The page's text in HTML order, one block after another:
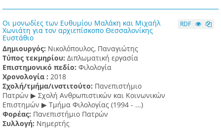
Οι μονωδίες των Ευθυμίου Μαλάκη και Μιχαήλ
Χωνιάτη για τον αρχιεπίσκοπο Θεσσαλονίκης
Ευστάθιο
Δημιουργός: Νικολόπουλος, Παναγιώτης
Τύπος τεκμηρίου: Διπλωματική εργασία
Επιστημονικό πεδίο: Φιλολογία
Χρονολογία : 2018
Σχολή/τμήμα/ινστιτούτο: Πανεπιστήμιο
Πατρών ▶ Σχολή Ανθρωπιστικών και Κοινωνικών
Επιστημών ▶ Τμήμα Φιλολογίας (1994 - ...)
Φορέας: Πανεπιστήμιο Πατρών
Συλλογή: Νημερτής
RDF